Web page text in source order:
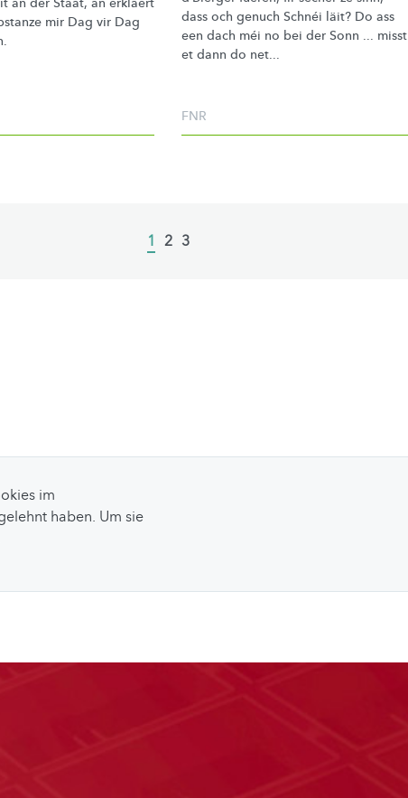
an der Staat, an erkläert
mir Dag vir Dag
dass och genuch Schnéi läit? Do ass
een dach méi no bei der Sonn ... misst
et dann do net...
FNR
Current
1 Page
2 Page
3
im
haben. Um sie